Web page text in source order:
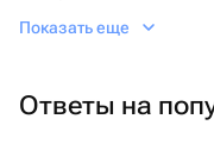
лепестки могут
обладают чарующим
Показать еще
Ответы на